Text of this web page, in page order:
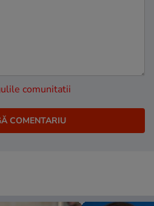
comunitatii